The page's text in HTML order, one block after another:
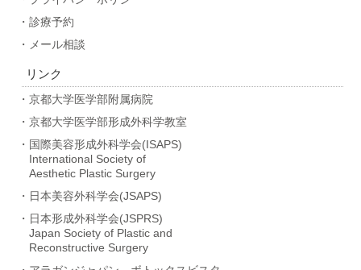
・診療予約
・メール相談
リンク
・京都大学医学部附属病院
・京都大学医学部形成外科学教室
・国際美容形成外科学会(ISAPS)
International Society of
Aesthetic Plastic Surgery
・日本美容外科学会(JSAPS)
・日本形成外科学会(JSPRS)
Japan Society of Plastic and
Reconstructive Surgery